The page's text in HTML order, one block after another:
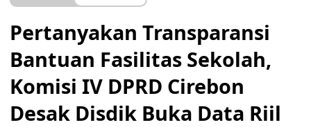
Pertanyakan Transparansi
Bantuan Fasilitas Sekolah,
Komisi IV DPRD Cirebon
Desak Disdik Buka Data Riil